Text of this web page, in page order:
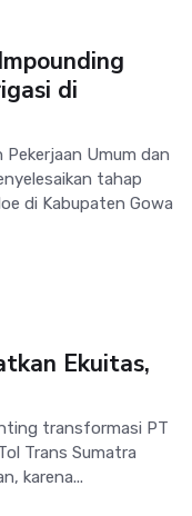
di
Pekerjaan Umum dan
tahap
di Kabupaten Gowa
Ekuitas,
transformasi PT
Trans Sumatra
karena...